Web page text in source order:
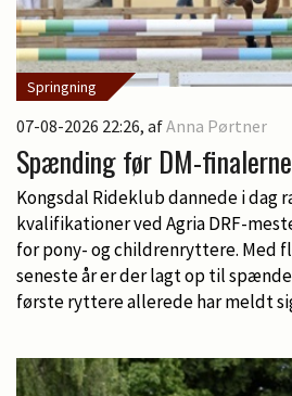
Springning
07-08-2026 22:26, afAnna Pørtner
Spænding før DM-
Kongsdal Rideklub dannede i dag
kvalifikationer ved Agria DRF-
for pony- og childrenryttere. Med
seneste år er der lagt op til
første ryttere allerede har meldt